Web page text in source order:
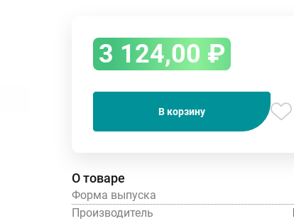
3 124,00 ₽
В корзину
О товаре
Форма выпуска
Производитель